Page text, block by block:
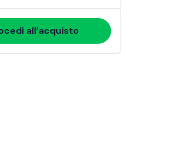
all’acquisto